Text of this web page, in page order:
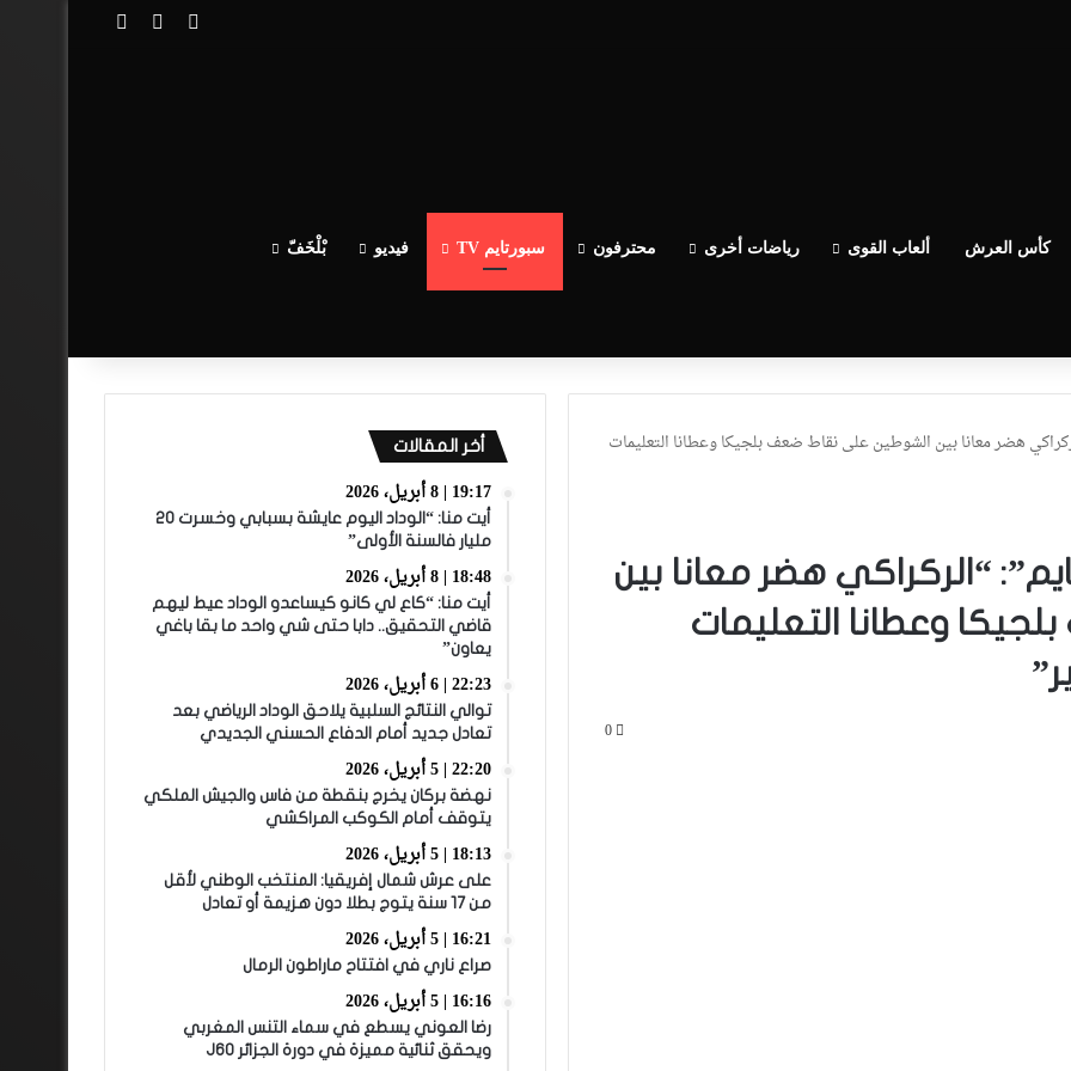
تسجيل الدخول
مقال عشوائي
كأس العرش ألعاب القوى رياضات أخرى محترفون سبورتايم TV فيديو بْلْخَفّ
هضر معانا بين الشوطين على نقاط ضعف بلجيكا وعطانا التعليمات
“الركراكي هضر معانا بين
وعطانا التعليمات
0
أخر المقالات
19:17 | 8 أبريل، 2026
أيت منا: “الوداد اليوم عايشة بسبابي وخسرت 20
مليار فالسنة الأولى”
18:48 | 8 أبريل، 2026
أيت منا: “كاع لي كانو كيساعدو الوداد عيط ليهم
قاضي التحقيق.. دابا حتى شي واحد ما بقا باغي
يعاون”
22:23 | 6 أبريل، 2026
توالي النتائج السلبية يلاحق الوداد الرياضي بعد
تعادل جديد أمام الدفاع الحسني الجديدي
22:20 | 5 أبريل، 2026
نهضة بركان يخرج بنقطة من فاس والجيش الملكي
يتوقف أمام الكوكب المراكشي
18:13 | 5 أبريل، 2026
على عرش شمال إفريقيا: المنتخب الوطني لأقل
من 17 سنة يتوج بطلا دون هزيمة أو تعادل
16:21 | 5 أبريل، 2026
صراع ناري في افتتاح ماراطون الرمال
16:16 | 5 أبريل، 2026
رضا العوني يسطع في سماء التنس المغربي
ويحقق ثنائية مميزة في دورة الجزائر J60